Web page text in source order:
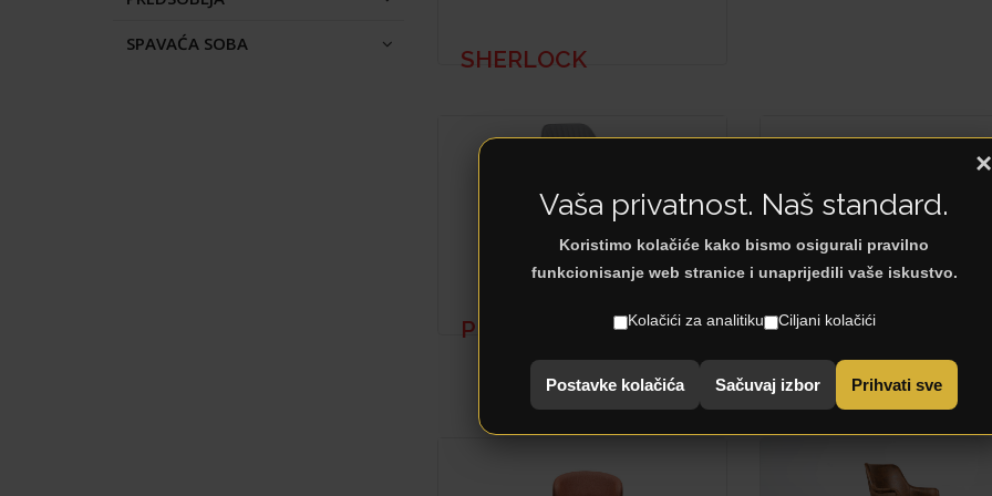
SPAVAĆA SOBA
SHERLOCK
PENOA
Mall
×
Vaša privatnost. Naš standard.
Koristimo kolačiće kako bismo osigurali pravilno
funkcionisanje web stranice i unaprijedili vaše iskustvo.
Kolačići za analitiku Ciljani kolačići
Postavke kolačića Sačuvaj izbor Prihvati sve